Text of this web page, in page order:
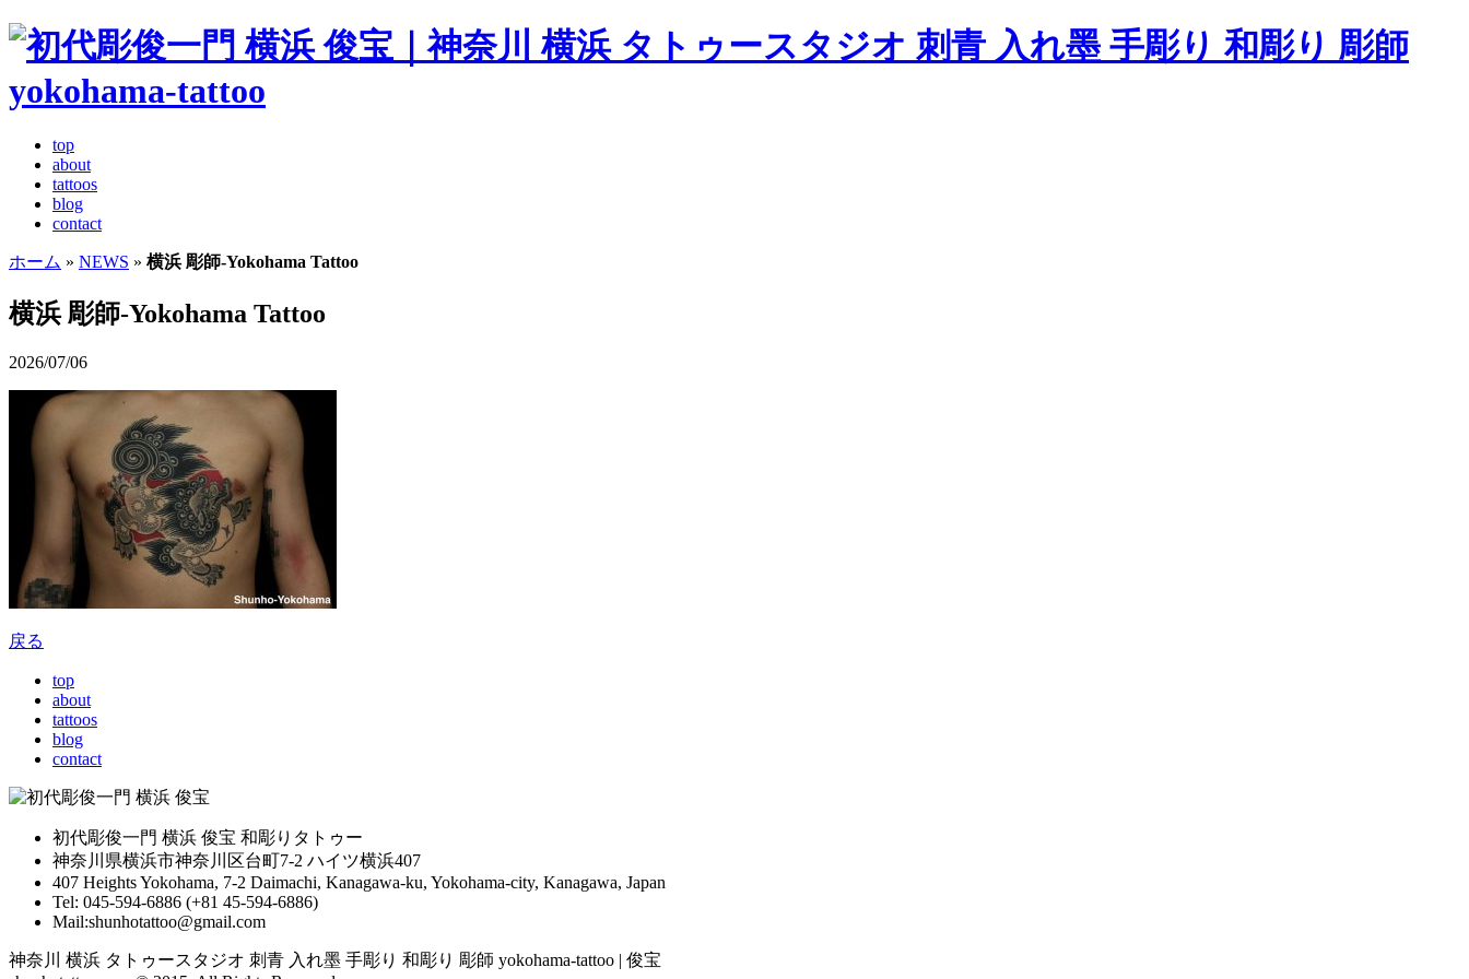
top
about
tattoos
blog
contact
ホーム » NEWS » 横浜 彫師-Yokohama Tattoo
横浜 彫師-Yokohama Tattoo
2026/07/06
戻る
top
about
tattoos
blog
contact
初代彫俊一門 横浜 俊宝 和彫りタトゥー
神奈川県横浜市神奈川区台町7-2 ハイツ横浜407
407 Heights Yokohama, 7-2 Daimachi, Kanagawa-ku, Yokohama-city, Kanagawa, Japan
Tel: 045-594-6886 (+81 45-594-6886)
Mail:shunhotattoo@gmail.com
神奈川 横浜 タトゥースタジオ 刺青 入れ墨 手彫り 和彫り 彫師 yokohama-tattoo | 俊宝